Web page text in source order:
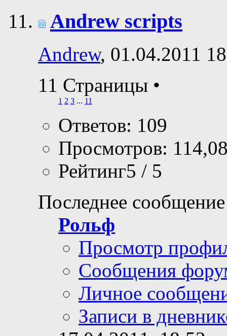
Andrew scripts
Andrew, 01.04.2011
11 Страницы •
1 2 3 ... 11
Ответов: 109
Просмотров:
Рейтинг5 / 5
Последнее
Рольф
Просмотр
Сообщения
Личное
Записи в